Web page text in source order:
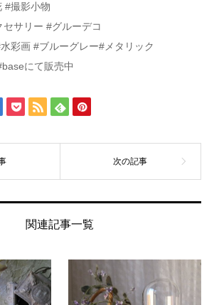
#撮影小物
サリー #グルーデコ
彩画 #ブルーグレー#メタリック
にて販売中
関連記事一覧